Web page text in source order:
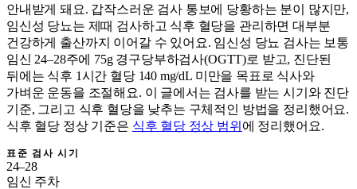
안내받게 돼요. 갑작스러운 검사 통보에 당황하는 분이 많지만,
임신성 당뇨는 제때 검사하고 식후 혈당을 관리하면 대부분
건강하게 출산까지 이어갈 수 있어요. 임신성 당뇨 검사는 보통
임신 24–28주에 75g 경구당부하검사(OGTT)로 받고, 진단된
뒤에는 식후 1시간 혈당 140 mg/dL 미만을 목표로 식사와
가벼운 운동을 조절해요. 이 글에서는 검사를 받는 시기와 진단
기준, 그리고 식후 혈당을 낮추는 구체적인 방법을 정리했어요.
식후 혈당 정상 기준은 식후 혈당 정상 범위 에 정리했어요.
표준 검사 시기
24–28
임신 주차